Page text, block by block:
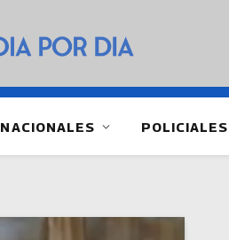
NACIONALES POLICIALES